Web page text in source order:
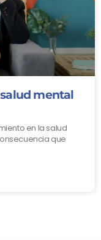
mental
en la salud
que